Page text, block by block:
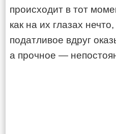
происходит в тот
как на их глазах
податливое вдруг
а прочное —